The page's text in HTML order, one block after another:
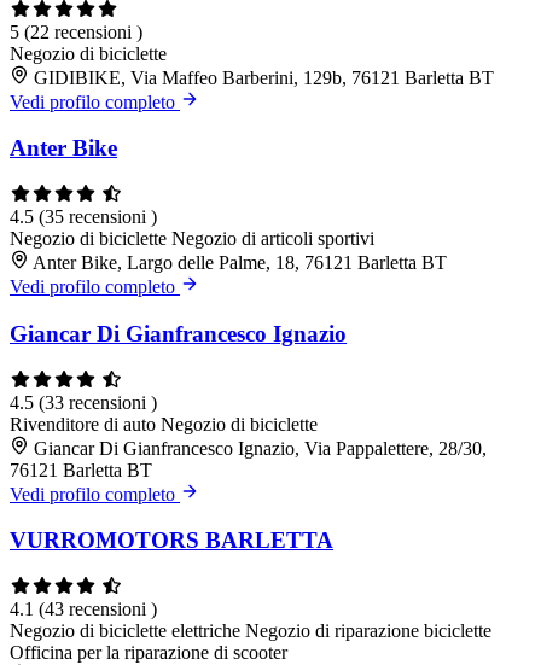
5 (22 recensioni )
Negozio di biciclette
GIDIBIKE, Via Maffeo Barberini, 129b, 76121 Barletta BT
Vedi profilo completo
Anter Bike
4.5 (35 recensioni )
Negozio di biciclette Negozio di articoli sportivi
Anter Bike, Largo delle Palme, 18, 76121 Barletta BT
Vedi profilo completo
Giancar Di Gianfrancesco Ignazio
4.5 (33 recensioni )
Rivenditore di auto Negozio di biciclette
Giancar Di Gianfrancesco Ignazio, Via Pappalettere, 28/30,
76121 Barletta BT
Vedi profilo completo
VURROMOTORS BARLETTA
4.1 (43 recensioni )
Negozio di biciclette elettriche Negozio di riparazione biciclette
Officina per la riparazione di scooter